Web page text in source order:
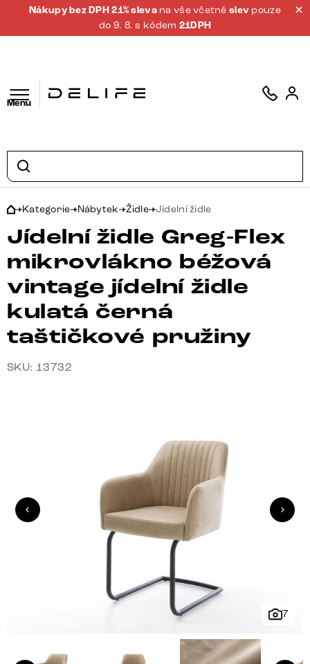
Nákupy bez DPH 21% sleva na vše včetněslev pouze
do 9. 8. s kódem 21DPH
Menu
Kategorie Nábytek Židle Jídelní židle
Jídelní židle Greg-Flex
mikrovlákno béžová
vintage jídelní židle
kulatá černá
taštičkové pružiny
SKU: 13732
7